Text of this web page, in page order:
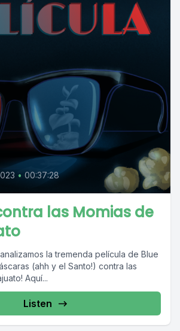
• 00:37:28
las Momias de
la tremenda película de Blue
(ahh y el Santo!) contra las
Aquí...
Listen